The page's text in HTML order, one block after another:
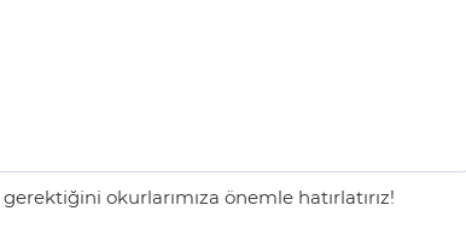
okurlarımıza önemle hatırlatırız!